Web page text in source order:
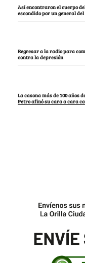
Así encontraron el cuerpo
escondido por un general
Regresar a la radio para
contra la depresión
La casona más de 100 años
Petro afinó su cara a cara